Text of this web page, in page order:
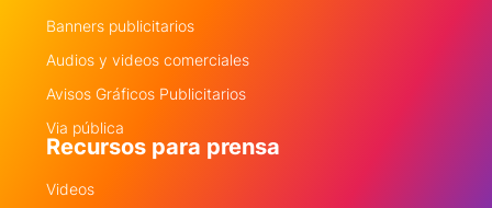
Banners publicitarios
Audios y videos comerciales
Avisos Gráficos Publicitarios
Via pública
Recursos para prensa
Videos